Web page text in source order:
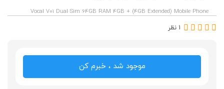
Vocal V01 Dual Sim 64GB RAM 4GB + (4GB Extended) Mobile Phone
1 نظر
موجود شد ، خبرم کن